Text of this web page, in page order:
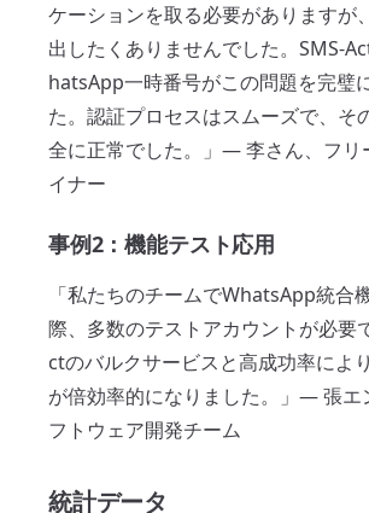
ケーションを取る必要がありますが
出したくありませんでした。SMS-
hatsApp一時番号がこの問題を完璧
た。認証プロセスはスムーズで、そ
全に正常でした。」— 李さん、フリ
イナー
事例2：機能テスト応用
「私たちのチームでWhatsApp統合
際、多数のテストアカウントが必要
ctのバルクサービスと高成功率によ
が倍効率的になりました。」— 張エ
フトウェア開発チーム
統計データ